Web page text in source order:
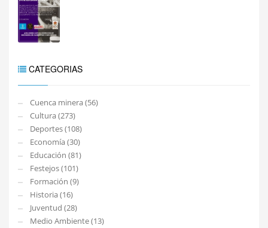
CATEGORIAS
Cuenca minera (56)
Cultura (273)
Deportes (108)
Economía (30)
Educación (81)
Festejos (101)
Formación (9)
Historia (16)
Juventud (28)
Medio Ambiente (13)